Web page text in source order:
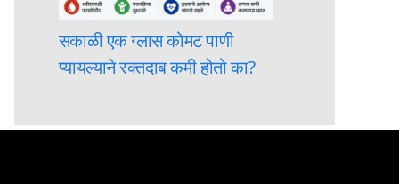
सकाळी एक ग्लास कोमट पाणी
प्यायल्याने रक्तदाब कमी होतो का?